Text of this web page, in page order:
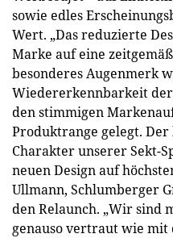
sowie edles
Wert. „Das reduzierte
Marke auf eine
besonderes Augenmerk
Wiedererkennbarkeit
den stimmigen
Produktrange gelegt.
Charakter unserer Sekt-
neuen Design auf
Ullmann, Schlumberger
den Relaunch. „Wir sind
genauso vertraut wie